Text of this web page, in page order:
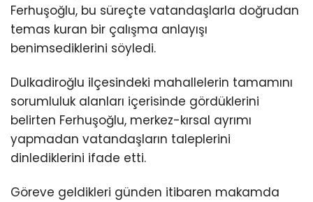
Ferhuşoğlu, bu süreçte vatandaşlarla doğrudan
temas kuran bir çalışma anlayışı
benimsediklerini söyledi.
Dulkadiroğlu ilçesindeki mahallelerin tamamını
sorumluluk alanları içerisinde gördüklerini
belirten Ferhuşoğlu, merkez-kırsal ayrımı
yapmadan vatandaşların taleplerini
dinlediklerini ifade etti.
Göreve geldikleri günden itibaren makamda